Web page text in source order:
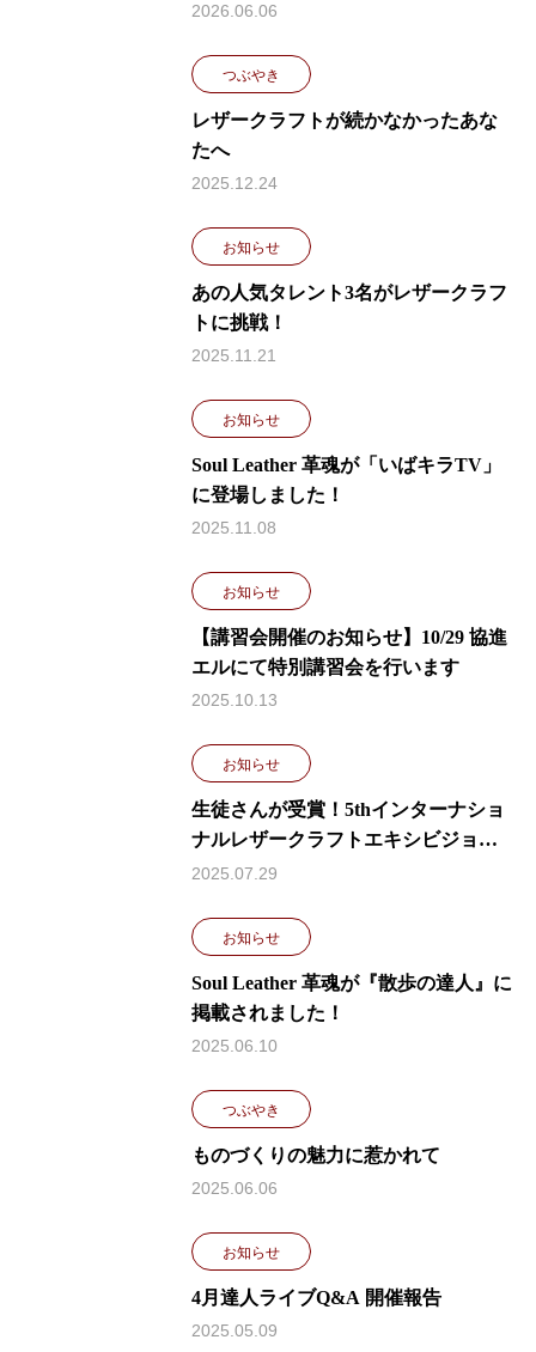
2026.06.06
つぶやき
レザークラフトが続かなかったあな
たへ
2025.12.24
お知らせ
あの人気タレント3名がレザークラフ
トに挑戦！
2025.11.21
お知らせ
Soul Leather 革魂が「いばキラTV」
に登場しました！
2025.11.08
お知らせ
【講習会開催のお知らせ】10/29 協進
エルにて特別講習会を行います
2025.10.13
お知らせ
生徒さんが受賞！5thインターナショ
ナルレザークラフトエキシビジョン
（5th ILCE）にて
2025.07.29
お知らせ
Soul Leather 革魂が『散歩の達人』に
掲載されました！
2025.06.10
つぶやき
ものづくりの魅力に惹かれて
2025.06.06
お知らせ
4月達人ライブQ&A 開催報告
2025.05.09